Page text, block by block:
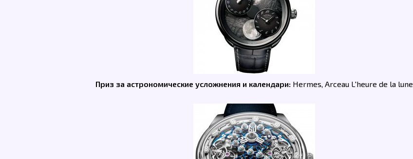
Приз за астрономические усложнения и календари: Hermes, Arceau L'heure de la lune